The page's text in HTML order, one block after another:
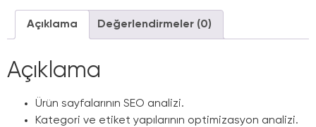
Açıklama Değerlendirmeler (0)
Açıklama
Ürün sayfalarının SEO analizi.
Kategori ve etiket yapılarının optimizasyon analizi.